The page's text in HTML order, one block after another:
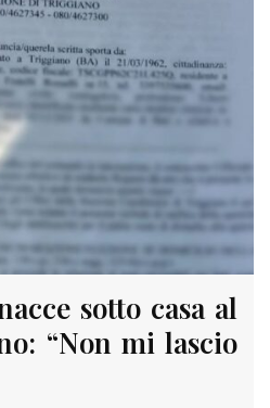
sotto casa al
“Non mi lascio